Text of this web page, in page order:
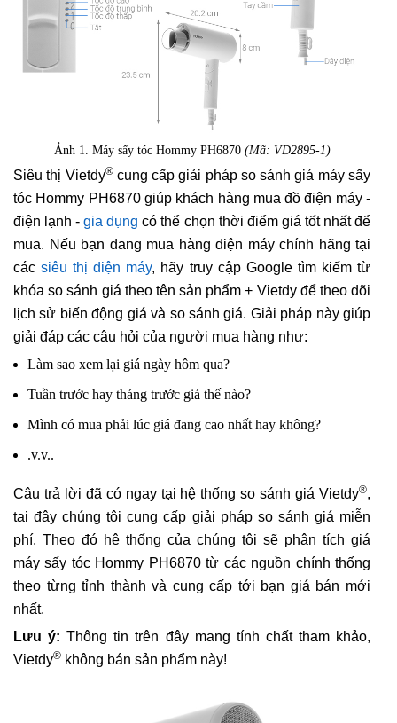
Ảnh 1. Máy sấy tóc Hommy PH6870 (Mã: VD2895-1)
Siêu thị Vietdy®cung cấp giải pháp so sánh giá máy sấy
tóc Hommy PH6870 giúp khách hàng mua đồ điện máy -
điện lạnh -gia dụng có thể chọn thời điểm giá tốt nhất để
mua. Nếu bạn đang mua hàng điện máy chính hãng tại
cácsiêu thị điện máy, hãy truy cập Google tìm kiếm từ
khóa so sánh giá theo tên sản phẩm + Vietdy để theo dõi
lịch sử biến động giá và so sánh giá. Giải pháp này giúp
giải đáp các câu hỏi của người mua hàng như:
Làm sao xem lại giá ngày hôm qua?
Tuần trước hay tháng trước giá thế nào?
Mình có mua phải lúc giá đang cao nhất hay không?
.v.v..
Câu trả lời đã có ngay tại hệ thống so sánh giá Vietdy®,
tại đây chúng tôi cung cấp giải pháp so sánh giá miễn
phí. Theo đó hệ thống của chúng tôi sẽ phân tích giá
máy sấy tóc Hommy PH6870 từ các nguồn chính thống
theo từng tỉnh thành và cung cấp tới bạn giá bán mới
nhất.
Lưu ý: Thông tin trên đây mang tính chất tham khảo,
Vietdy® không bán sản phẩm này!